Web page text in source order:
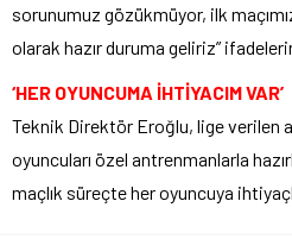
sorunumuz gözükmüyor, ilk
olarak hazır duruma geliriz”
‘HER OYUNCUMA İHTİYACIM VAR’
Teknik Direktör Eroğlu, lige verilen
oyuncuları özel antrenmanlarla
maçlık süreçte her oyuncuya